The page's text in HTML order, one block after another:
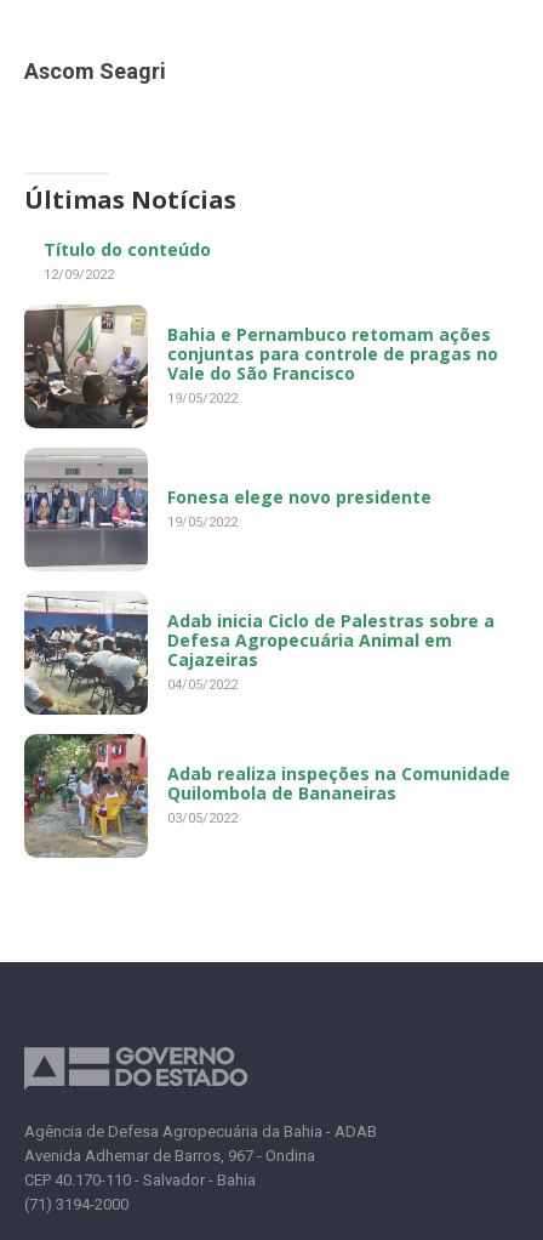
Ascom Seagri
Últimas Notícias
Título do conteúdo
12/09/2022
Bahia e Pernambuco retomam ações
conjuntas para controle de pragas no
Vale do São Francisco
19/05/2022
Fonesa elege novo presidente
19/05/2022
Adab inicia Ciclo de Palestras sobre a
Defesa Agropecuária Animal em
Cajazeiras
04/05/2022
Adab realiza inspeções na Comunidade
Quilombola de Bananeiras
03/05/2022
Agência de Defesa Agropecuária da Bahia - ADAB
Avenida Adhemar de Barros, 967 - Ondina
CEP 40.170-110 - Salvador - Bahia
(71) 3194-2000